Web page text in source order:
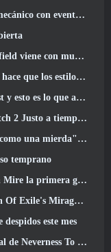
eventos de aniversario
optimizaciones
sean más fáciles de aprender
es lo que aprendí
importante, El fotógrafo de sombras
creativo dice que ya no es así
temprano
la transmisión en vivo de Hexi
Mirage League
este mes
To Everness